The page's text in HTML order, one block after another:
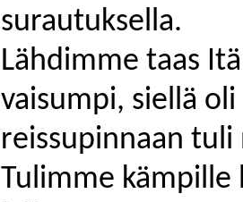
surautuksella.
Lähdimme taas
vaisumpi, siellä
reissupinnaan tuli
Tulimme